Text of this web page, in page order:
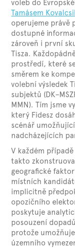
voleb do
Tamásem
operujeme právě
dostupné
zároveň i první
Tisza.
prostředí, které
směrem ke
volební výsledek
subjektů
MMN). Tím jsme
který Fidesz
scénář
nadcházejících
V každém
takto
geografické
místních
implicitně
opozičního
poskytuje
posouzení
protože
územního